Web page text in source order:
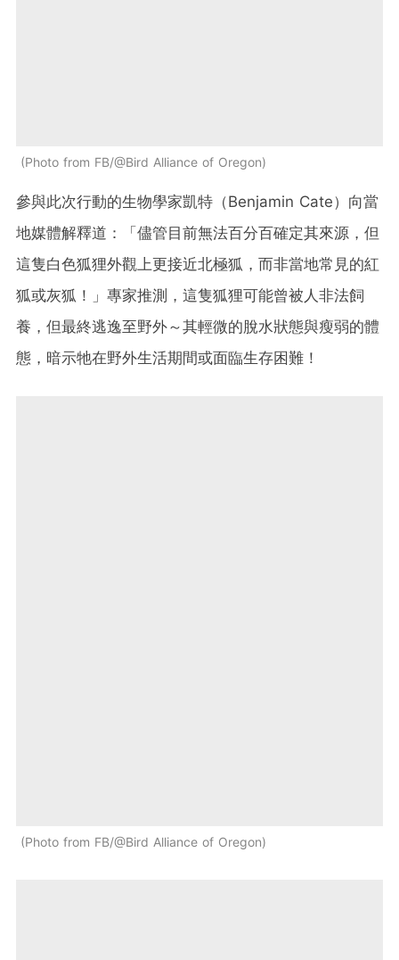
Photo from FB/@Bird Alliance of Oregon
參與此次行動的生物學家凱特（Benjamin Cate）向當
地媒體解釋道：「儘管目前無法百分百確定其來源，但
這隻白色狐狸外觀上更接近北極狐，而非當地常見的紅
狐或灰狐！」專家推測，這隻狐狸可能曾被人非法飼
養，但最終逃逸至野外～其輕微的脫水狀態與瘦弱的體
態，暗示牠在野外生活期間或面臨生存困難！
Photo from FB/@Bird Alliance of Oregon